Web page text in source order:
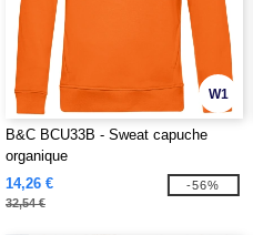
W1
B&C BCU33B - Sweat capuche
organique
14,26 €
32,54 €
-56%